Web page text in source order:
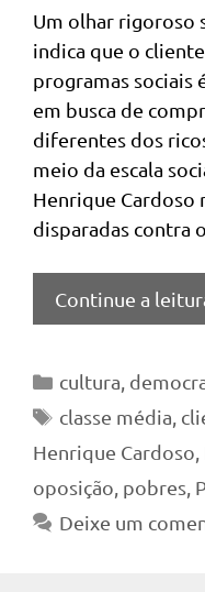
Um olhar rigoroso
indica que o
programas sociais
em busca de
diferentes dos
meio da escala
Henrique Cardoso
disparadas contra
Continue a
Categorias
cultura
Tags
classe média
Henrique Cardoso
oposição pobres
Deixe um